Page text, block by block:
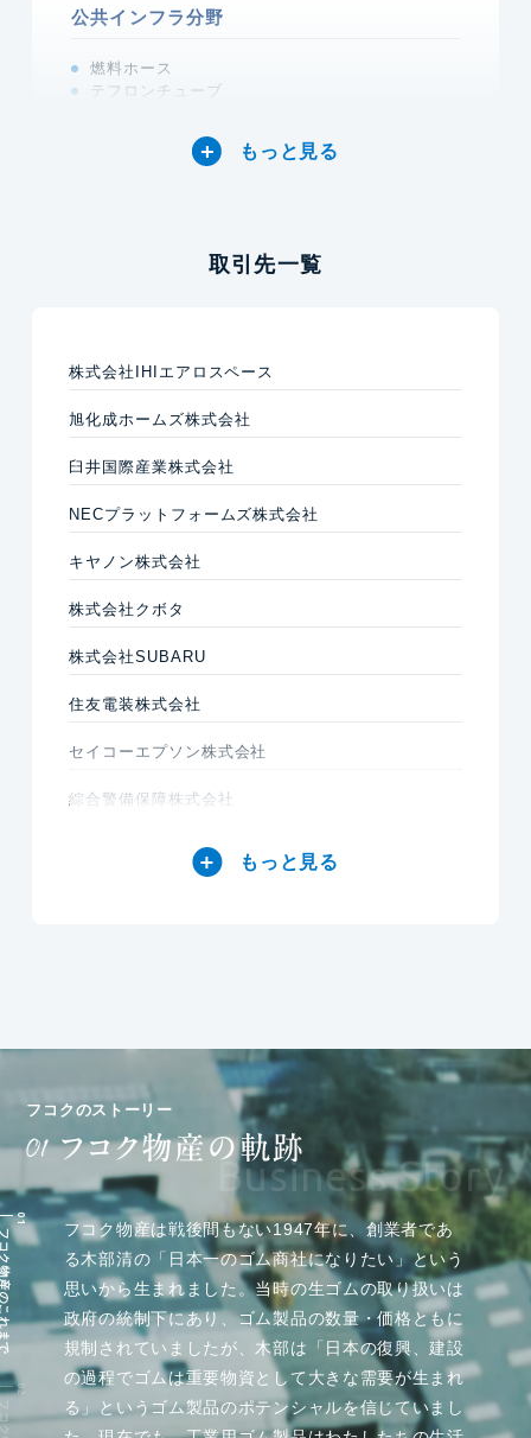
公共インフラ分野
燃料ホース
テフロンチューブ
もっと見る
取引先一覧
株式会社IHIエアロスペース
旭化成ホームズ株式会社
⾅井国際産業株式会社
NECプラットフォームズ株式会社
キヤノン株式会社
株式会社クボタ
株式会社SUBARU
住友電装株式会社
セイコーエプソン株式会社
綜合警備保障株式会社
もっと見る
フコクのストーリー
Business Story
フコク物産は戦後間もない1947年に、創業者であ
る木部清の「日本一のゴム商社になりたい」という
思いから生まれました。当時の生ゴムの取り扱いは
政府の統制下にあり、ゴム製品の数量・価格ともに
規制されていましたが、木部は「日本の復興、建設
の過程でゴムは重要物資として大きな需要が生まれ
る」というゴム製品のポテンシャルを信じていまし
これまで